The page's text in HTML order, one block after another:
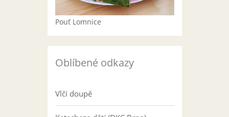
Pouť Lomnice
Oblíbené odkazy
Vlčí doupě